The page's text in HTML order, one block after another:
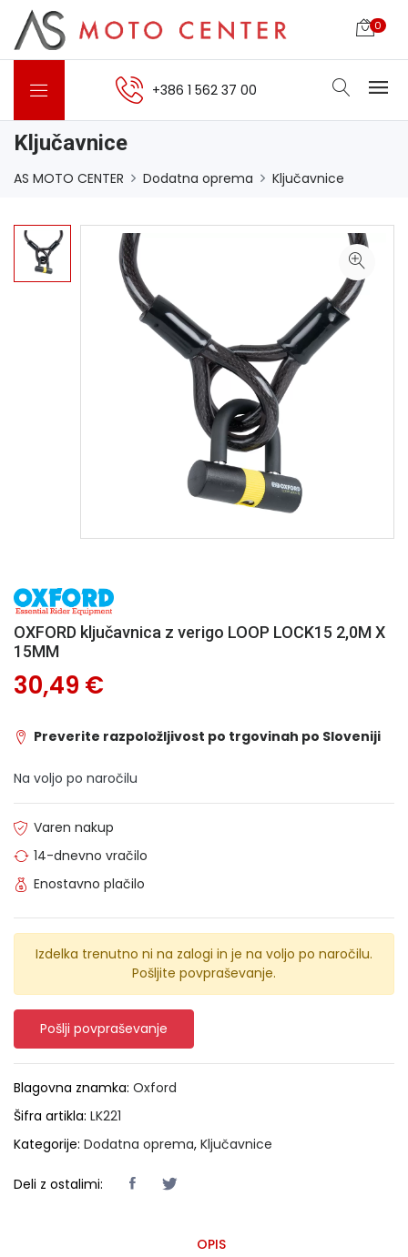
0
+386 1 562 37 00
Ključavnice
AS MOTO CENTER Dodatna oprema Ključavnice
OXFORD ključavnica z verigo LOOP LOCK15 2,0M X
15MM
30,49 €
Preverite razpoložljivost po trgovinah po Sloveniji
Na voljo po naročilu
Varen nakup
14-dnevno vračilo
Enostavno plačilo
Izdelka trenutno ni na zalogi in je na voljo po naročilu.
Pošljite povpraševanje.
Pošlji povpraševanje
Blagovna znamka: Oxford
Šifra artikla: LK221
Kategorije: Dodatna oprema, Ključavnice
Deli z ostalimi:
OPIS